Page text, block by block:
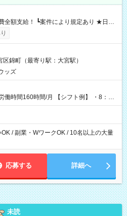
┗働いたその日に現金GET♪ お仕事後はコ
き落とせます！ 【試用期間】試
錦町（最寄り駅：大宮駅）
ッズ
間/月 【シフト例】 ・8：00
/ 副業・WワークOK / 10名以上の大量
応募する 詳細へ
未読